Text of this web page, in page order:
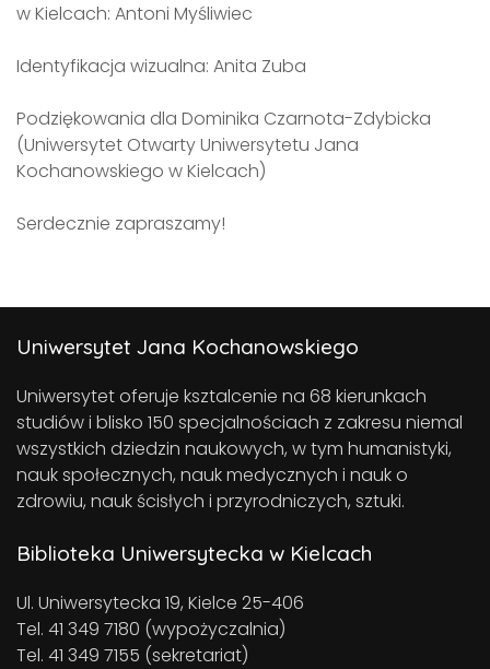
w Kielcach: Antoni Myśliwiec
Identyfikacja wizualna: Anita Zuba
Podziękowania dla Dominika Czarnota-Zdybicka
(Uniwersytet Otwarty Uniwersytetu Jana
Kochanowskiego w Kielcach)
Serdecznie zapraszamy!
Uniwersytet Jana Kochanowskiego
Uniwersytet oferuje ksztalcenie na 68 kierunkach
studiów i blisko 150 specjalnościach z zakresu niemal
wszystkich dziedzin naukowych, w tym humanistyki,
nauk społecznych, nauk medycznych i nauk o
zdrowiu, nauk ścisłych i przyrodniczych, sztuki.
Biblioteka Uniwersytecka w Kielcach
Ul. Uniwersytecka 19, Kielce 25-406
Tel. 41 349 7180 (wypożyczalnia)
Tel. 41 349 7155 (sekretariat)